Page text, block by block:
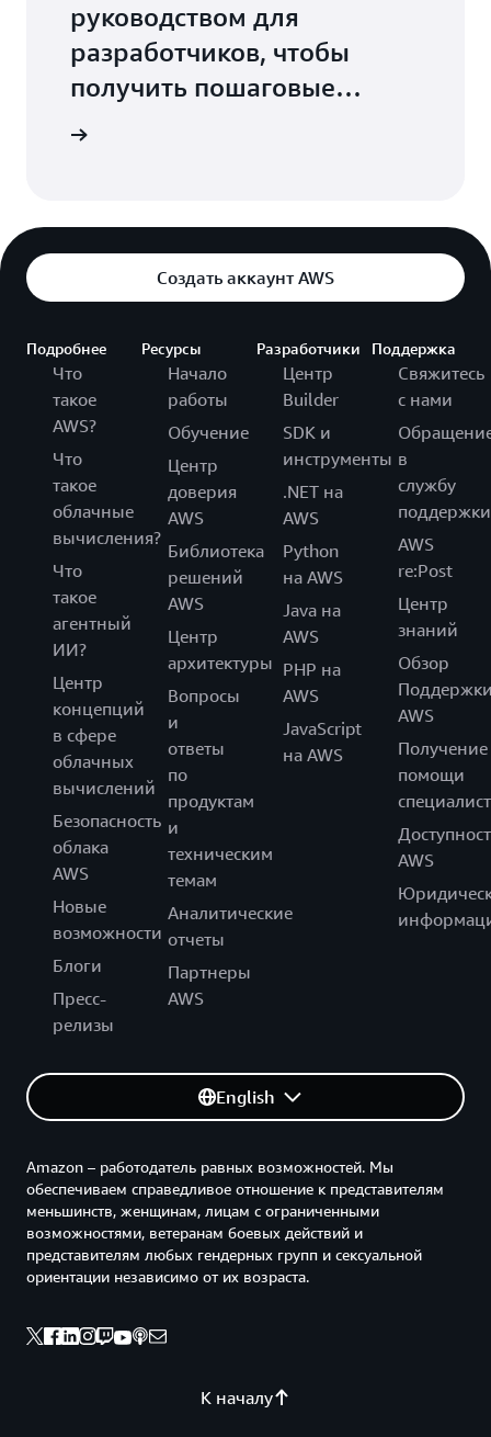
руководством для
разработчиков, чтобы
получить пошаговые
инструкции по созданию
приложения.
Создать аккаунт AWS
Подробнее
Что
такое
AWS?
Что
такое
облачные
вычисления?
Что
такое
агентный
ИИ?
Центр
концепций
в сфере
облачных
вычислений
Безопасность
облака
AWS
Новые
возможности
Блоги
Пресс-
релизы
Ресурсы
Начало
работы
Обучение
Центр
доверия
AWS
Библиотека
решений
AWS
Центр
архитектуры
Вопросы
и
ответы
по
продуктам
и
техническим
темам
Аналитические
отчеты
Партнеры
AWS
Разработчики
Центр
Builder
SDK и
инструменты
.NET на
AWS
Python
на AWS
Java на
AWS
PHP на
AWS
JavaScript
на AWS
Поддержка
Свяжитесь
с нами
в
службу
поддержки
AWS
re:Post
Центр
знаний
Обзор
AWS
Получение
помощи
AWS
English
К началу
Amazon – работодатель равных возможностей. Мы
обеспечиваем справедливое отношение к представителям
меньшинств, женщинам, лицам с ограниченными
возможностями, ветеранам боевых действий и
представителям любых гендерных групп и сексуальной
ориентации независимо от их возраста.